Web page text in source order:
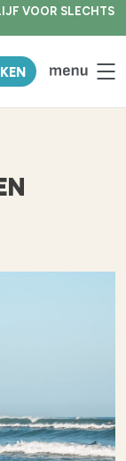
VOOR SLECHTS